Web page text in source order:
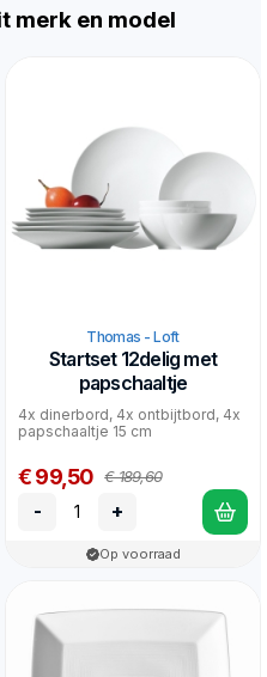
merk en model
Thomas - Loft
Startset 12delig met
papschaaltje
4x dinerbord, 4x ontbijtbord, 4x
papschaaltje 15 cm
€ 99,50 € 189,60
- +
Op voorraad